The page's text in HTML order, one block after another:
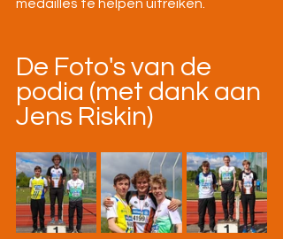
medailles te helpen uitreiken.
De Foto's van de
podia (met dank aan
Jens Riskin)